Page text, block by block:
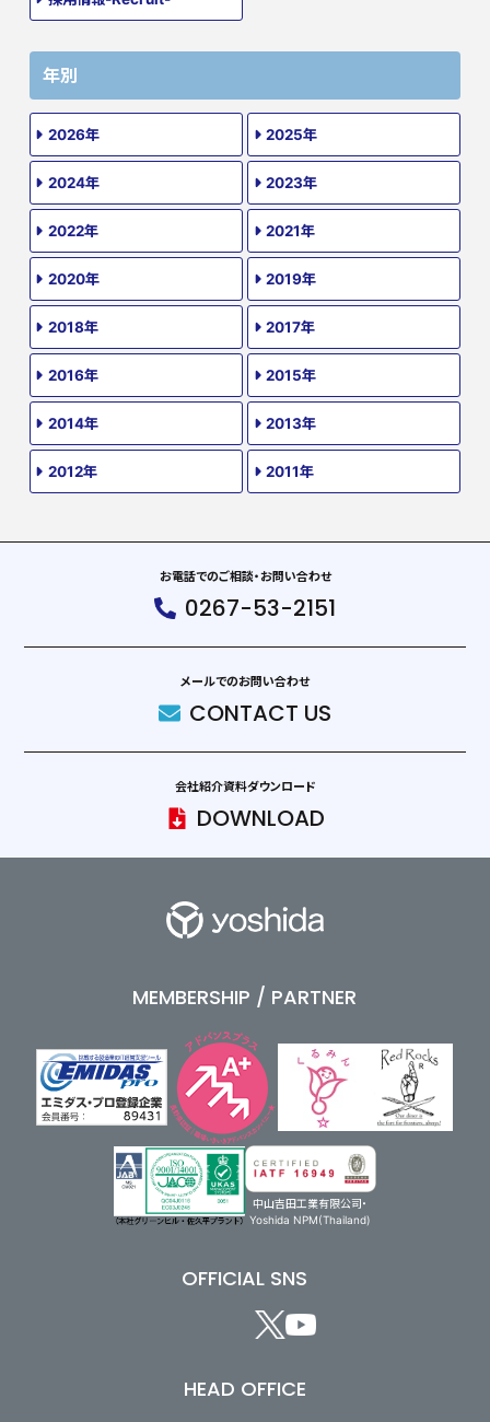
年別
2026年 2025年
2024年 2023年
2022年 2021年
2020年 2019年
2018年 2017年
2016年 2015年
2014年 2013年
2012年 2011年
お電話でのご相談・お問い合わせ
0267-53-2151
メールでのお問い合わせ
CONTACT US
会社紹介資料ダウンロード
DOWNLOAD
MEMBERSHIP / PARTNER
中山吉田工業有限公司・
Yoshida NPM(Thailand)
OFFICIAL SNS
HEAD OFFICE